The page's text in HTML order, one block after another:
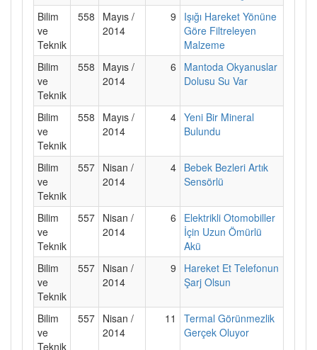
Bilim
ve
Teknik
558
Mayıs /
2014
9
Işığı Hareket Yönüne
Göre Filtreleyen
Malzeme
Bilim
ve
Teknik
558
Mayıs /
2014
6
Mantoda Okyanuslar
Dolusu Su Var
Bilim
ve
Teknik
558
Mayıs /
2014
4 Yeni Bir Mineral
Bulundu
Bilim
ve
Teknik
557 Nisan /
2014
4 Bebek Bezleri Artık
Sensörlü
Bilim
ve
Teknik
557 Nisan /
2014
6
Elektrikli Otomobiller
İçin Uzun Ömürlü
Akü
Bilim
ve
Teknik
557 Nisan /
2014
9
Hareket Et Telefonun
Şarj Olsun
Bilim
ve
Teknik
557 Nisan /
2014
11
Termal Görünmezlik
Gerçek Oluyor